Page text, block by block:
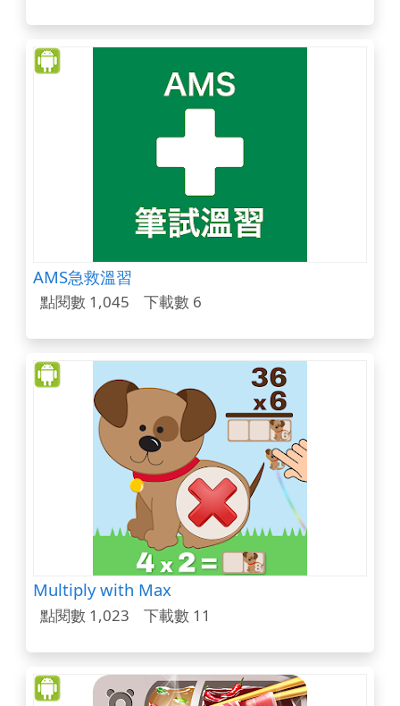
AMS急救溫習
點閱數 1,045 下載數 6
Multiply with Max
點閱數 1,023 下載數 11